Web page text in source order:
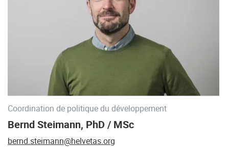
Coordination de politique du développement
Bernd Steimann, PhD / MSc
bernd.steimann@helvetas.org